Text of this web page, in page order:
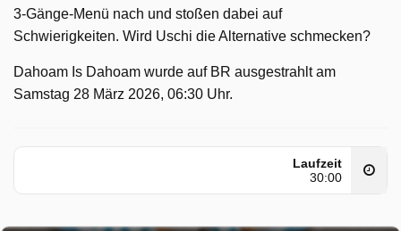
3-Gänge-Menü nach und stoßen dabei auf
Schwierigkeiten. Wird Uschi die Alternative schmecken?
Dahoam Is Dahoam wurde auf BR ausgestrahlt am
Samstag 28 März 2026, 06:30 Uhr.
Laufzeit
30:00